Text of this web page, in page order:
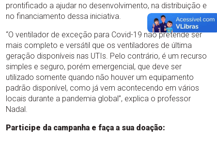
prontificado a ajudar no desenvolvimento, na distribuição e
no financiamento dessa iniciativa.
“O ventilador de exceção para Covid-19 não pretende ser
mais completo e versátil que os ventiladores de última
geração disponíveis nas UTIs. Pelo contrário, é um recurso
simples e seguro, porém emergencial, que deve ser
utilizado somente quando não houver um equipamento
padrão disponível, como já vem acontecendo em vários
locais durante a pandemia global”, explica o professor
Nadal.
Participe da campanha e faça a sua doação: